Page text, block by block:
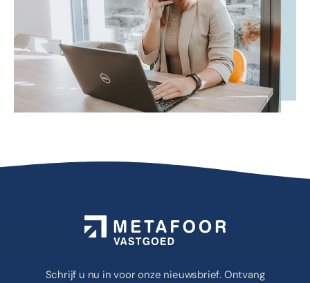
Schrijf u nu in voor onze nieuwsbrief. Ontvang